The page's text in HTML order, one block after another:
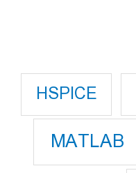
HSPICE
MATLAB